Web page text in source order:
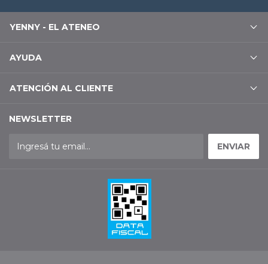
YENNY - EL ATENEO
AYUDA
ATENCIÓN AL CLIENTE
NEWSLETTER